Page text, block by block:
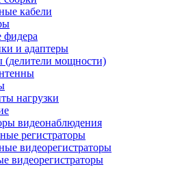
кабели
фидера
и адаптеры
(делители мощности)
нагрузки
видеонаблюдения
регистраторы
видеорегистраторы
видеорегистраторы